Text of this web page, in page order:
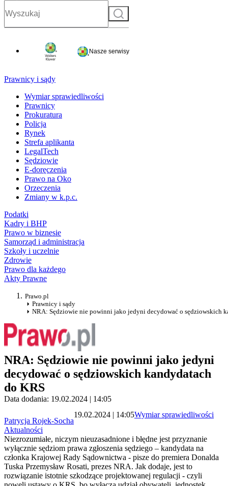
Szukaj
Nasze serwisy
Prawnicy i sądy
Wymiar sprawiedliwości
Prawnicy
Prokuratura
Policja
Rynek
Strefa aplikanta
LegalTech
Sędziowie
E-doręczenia
Prawo na Oko
Orzeczenia
Zmiany w k.p.c.
Podatki
Kadry i BHP
Prawo w biznesie
Samorząd i administracja
Szkoły i uczelnie
Zdrowie
Prawo dla każdego
Akty Prawne
Prawo.pl
Prawnicy i sądy
NRA: Sędziowie nie powinni jako jedyni decydować o sędziowskich
NRA: Sędziowie nie powinni jako jedyni
decydować o sędziowskich kandydatach
do KRS
Data dodania: 19.02.2024 | 14:05
Patrycja Rojek-Socha
19.02.2024 | 14:05Wymiar sprawiedliwości
Aktualności
Niezrozumiałe, niczym nieuzasadnione i błędne jest przyznanie
wyłącznie sędziom prawa zgłoszenia sędziego – kandydata na
członka Krajowej Rady Sądownictwa - pisze do premiera Donalda
Tuska Przemysław Rosati, prezes NRA. Jak dodaje, jest to
rozwiązanie istotnie szkodzące projektowanej regulacji - czyli